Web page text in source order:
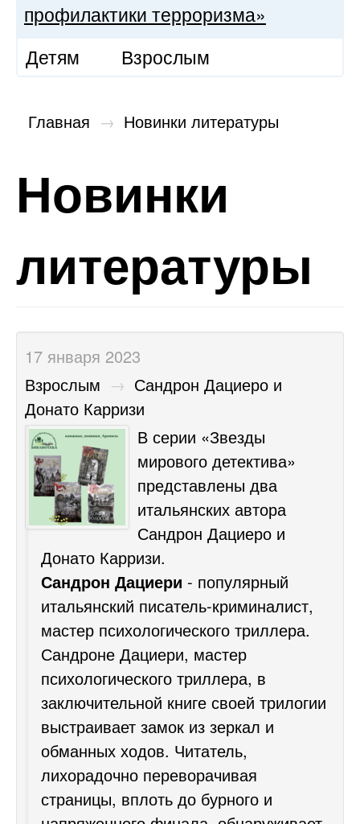
профилактики терроризма»
Детям
Взрослым
Главная → Новинки литературы
Новинки
литературы
17 января 2023
Взрослым → Сандрон Дациеро и
Донато Карризи
В серии «Звезды
мирового детектива»
представлены два
итальянских автора
Сандрон Дациеро и
Донато Карризи.
Сандрон Дациери - популярный
итальянский писатель-криминалист,
мастер психологического триллера.
Сандроне Дациери, мастер
психологического триллера, в
заключительной книге своей трилогии
выстраивает замок из зеркал и
обманных ходов. Читатель,
лихорадочно переворачивая
страницы, вплоть до бурного и